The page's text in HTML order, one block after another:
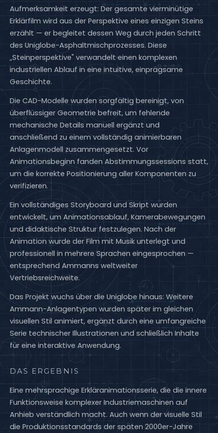
Aufmerksamkeit erzeugt: Der gesamte vierminütige
Erklärfilm wird aus der Perspektive eines einzigen Steins
erzählt — er begleitet dessen Weg durch jeden Schritt
des Uniglobe-Asphaltmischprozesses. Diese
„Steinperspektive" verwandelt einen komplexen
industriellen Ablauf in eine intuitive, einprägsame
Geschichte.
Die CAD-Modelle wurden sorgfältig bereinigt, von
überflüssiger Geometrie befreit, um fehlende
mechanische Details manuell ergänzt und
anschließend zu einem vollständig animierbaren
Anlagenmodell zusammengesetzt. Vor
Animationsbeginn fanden Abstimmungssessions statt,
um die korrekte Positionierung aller Komponenten zu
verifizieren.
Ein vollständiges Storyboard und Skript wurden
entwickelt, um Animationsablauf, Kamerabewegungen
und didaktische Struktur festzulegen. Nach der
Animation wurde der Film mit Musik unterlegt und
professionell in mehrere Sprachen eingesprochen —
entsprechend Ammanns weltweiter
Vertriebsreichweite.
Das Projekt wuchs über die Uniglobe hinaus: Weitere
Ammann-Anlagentypen wurden später im gleichen
visuellen Stil animiert, ergänzt durch eine umfangreiche
Serie technischer Illustrationen und schließlich Inhalte
für eine interaktive Anwendung.
DAS ERGEBNIS
Eine mehrsprachige Erkläranimationsserie, die die innere
Funktionsweise komplexer Industriemaschinen auf
Anhieb verständlich macht. Auch wenn der visuelle Stil
die Produktionsstandards der späten 2000er-Jahre